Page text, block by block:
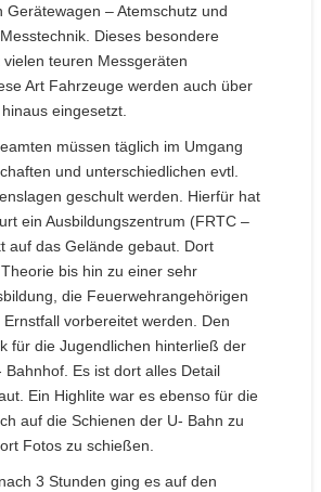
Gerätewagen – Atemschutz und
Dieses besondere
teuren Messgeräten
Art Fahrzeuge werden auch über
eingesetzt.
müssen täglich im Umgang
und unterschiedlichen evtl.
geschult werden. Hierfür hat
ein Ausbildungszentrum (FRTC –
auf das Gelände gebaut. Dort
bis hin zu einer sehr
die Feuerwehrangehörigen
vorbereitet werden. Den
für die Jugendlichen hinterließ der
Bahnhof. Es ist dort alles Detail
Ein Highlite war es ebenso für die
auf die Schienen der U- Bahn zu
Fotos zu schießen.
3 Stunden ging es auf den